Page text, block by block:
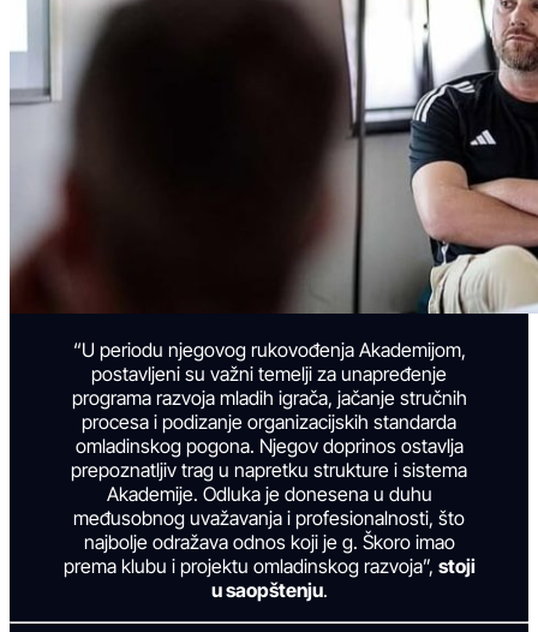
“U periodu njegovog rukovođenja Akademijom,
postavljeni su važni temelji za unapređenje
programa razvoja mladih igrača, jačanje stručnih
procesa i podizanje organizacijskih standarda
omladinskog pogona. Njegov doprinos ostavlja
prepoznatljiv trag u napretku strukture i sistema
Akademije. Odluka je donesena u duhu
međusobnog uvažavanja i profesionalnosti, što
najbolje odražava odnos koji je g. Škoro imao
prema klubu i projektu omladinskog razvoja”, stoji
u saopštenju.